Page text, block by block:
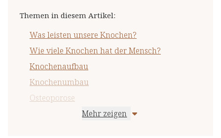
Themen in diesem Artikel:
Was leisten unsere Knochen?
Wie viele Knochen hat der Mensch?
Knochenaufbau
Knochenumbau
Osteoporose
Calcium für die Knochengesundheit
Mehr zeigen